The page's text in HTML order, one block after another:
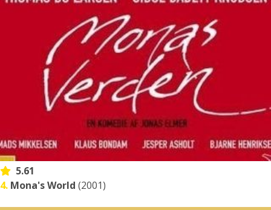
5.61
4. Mona's World (2001)